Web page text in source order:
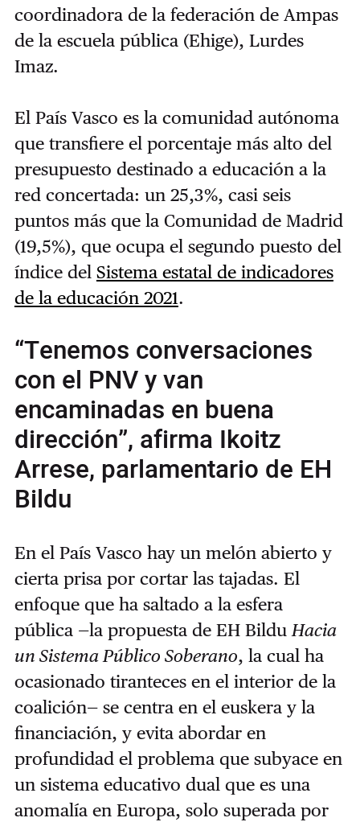
coordinadora de la federación de Ampas
de la escuela pública (Ehige), Lurdes
Imaz.
El País Vasco es la comunidad autónoma
que transfiere el porcentaje más alto del
presupuesto destinado a educación a la
red concertada: un 25,3%, casi seis
puntos más que la Comunidad de Madrid
(19,5%), que ocupa el segundo puesto del
índice del Sistema estatal de indicadores
de la educación 2021.
“Tenemos conversaciones
con el PNV y van
encaminadas en buena
dirección”, afirma Ikoitz
Arrese, parlamentario de EH
Bildu
En el País Vasco hay un melón abierto y
cierta prisa por cortar las tajadas. El
enfoque que ha saltado a la esfera
pública —la propuesta de EH BilduHacia
un Sistema Público Soberano, la cual ha
ocasionado tiranteces en el interior de la
coalición— se centra en el euskera y la
financiación, y evita abordar en
profundidad el problema que subyace en
un sistema educativo dual que es una
anomalía en Europa, solo superada por